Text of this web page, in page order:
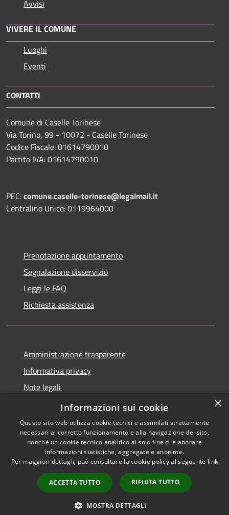
Avvisi
VIVERE IL COMUNE
Luoghi
Eventi
CONTATTI
Comune di Caselle Torinese
Via Torino, 99 - 10072 - Caselle Torinese
Codice Fiscale: 01614790010
Partita IVA: 01614790010
PEC:comune.caselle-torinese@legalmail.it
Centralino Unico: 0119964000
Prenotazione appuntamento
Segnalazione disservizio
Leggi le FAQ
Richiesta assistenza
Amministrazione trasparente
Informativa privacy
Note legali
dichiarazione di accessibilità
Accessibilità
Copyright © 2026 • Comune di
Caselle Torinese • Powered by
Municipium•
Accesso
redazione
×
Informazioni sui cookie
Questo sito web utilizza cookie tecnici e assimilati strettamente
necessari al corretto funzionamento e alla navigazione del sito,
nonché un cookie tecnico analitico al solo fine di elaborare
informazioni statistiche, aggregate e anonime.
Per maggiori dettagli, può consultare la cookie policy al seguente link
ACCETTA TUTTO RIFIUTA TUTTO
MOSTRA DETTAGLI